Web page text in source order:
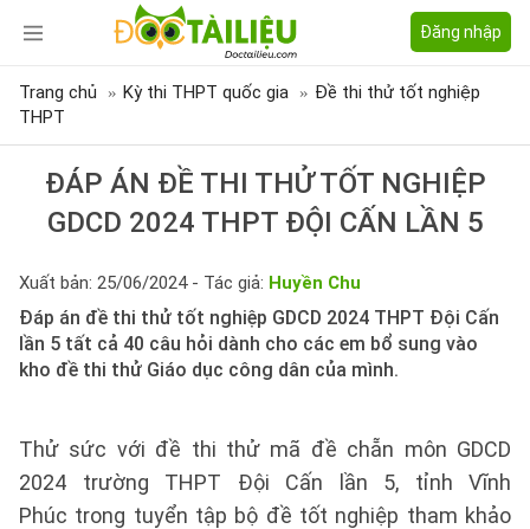
Đăng nhập
Trang chủ Kỳ thi THPT quốc gia
Đề thi thử tốt nghiệp
THPT
ĐÁP ÁN ĐỀ THI THỬ TỐT NGHIỆP
GDCD 2024 THPT ĐỘI CẤN LẦN 5
Xuất bản: 25/06/2024 - Tác giả: Huyền Chu
Đáp án đề thi thử tốt nghiệp GDCD 2024 THPT Đội Cấn
lần 5 tất cả 40 câu hỏi dành cho các em bổ sung vào
kho đề thi thử Giáo dục công dân của mình.
Thử sức với đề thi thử mã đề chẵn môn GDCD
2024 trường THPT Đội Cấn lần 5, tỉnh Vĩnh
Phúc trong tuyển tập bộ đề tốt nghiệp tham khảo